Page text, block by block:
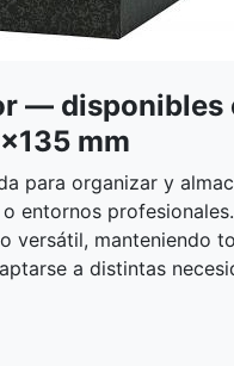
— disponibles
mm
para organizar y
entornos
versátil, manteniendo
a distintas